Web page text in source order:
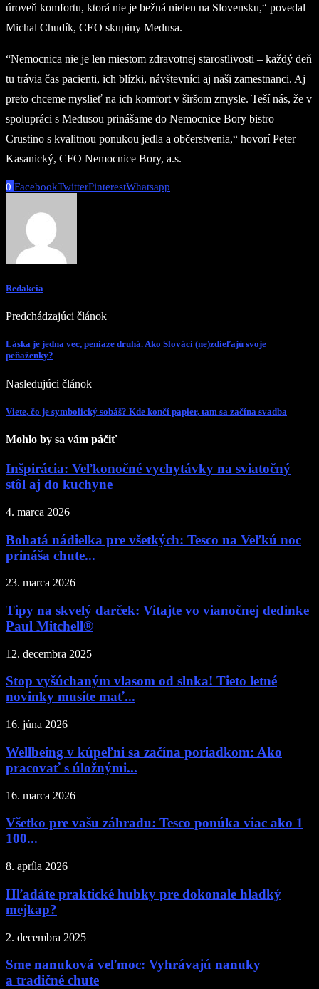
úroveň komfortu, ktorá nie je bežná nielen na Slovensku,“ povedal
Michal Chudík, CEO skupiny Medusa.
“Nemocnica nie je len miestom zdravotnej starostlivosti – každý deň
tu trávia čas pacienti, ich blízki, návštevníci aj naši zamestnanci. Aj
preto chceme myslieť na ich komfort v širšom zmysle. Teší nás, že v
spolupráci s Medusou prinášame do Nemocnice Bory bistro
Crustino s kvalitnou ponukou jedla a občerstvenia,“ hovorí Peter
Kasanický, CFO Nemocnice Bory, a.s.
0 FacebookTwitterPinterestWhatsapp
Redakcia
Predchádzajúci článok
Láska je jedna vec, peniaze druhá. Ako Slováci (ne)zdieľajú svoje
peňaženky?
Nasledujúci článok
Viete, čo je symbolický sobáš? Kde končí papier, tam sa začína svadba
Mohlo by sa vám páčiť
Inšpirácia: Veľkonočné vychytávky na sviatočný
stôl aj do kuchyne
4. marca 2026
Bohatá nádielka pre všetkých: Tesco na Veľkú noc
prináša chute...
23. marca 2026
Tipy na skvelý darček: Vitajte vo vianočnej dedinke
Paul Mitchell®
12. decembra 2025
Stop vyšúchaným vlasom od slnka! Tieto letné
novinky musíte mať...
16. júna 2026
Wellbeing v kúpeľni sa začína poriadkom: Ako
pracovať s úložnými...
16. marca 2026
Všetko pre vašu záhradu: Tesco ponúka viac ako 1
100...
8. apríla 2026
Hľadáte praktické hubky pre dokonale hladký
mejkap?
2. decembra 2025
Sme nanuková veľmoc: Vyhrávajú nanuky
a tradičné chute